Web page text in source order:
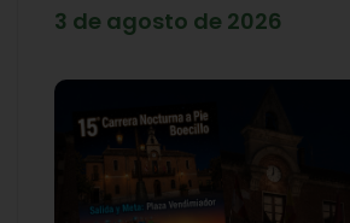
3 de agosto de 2026